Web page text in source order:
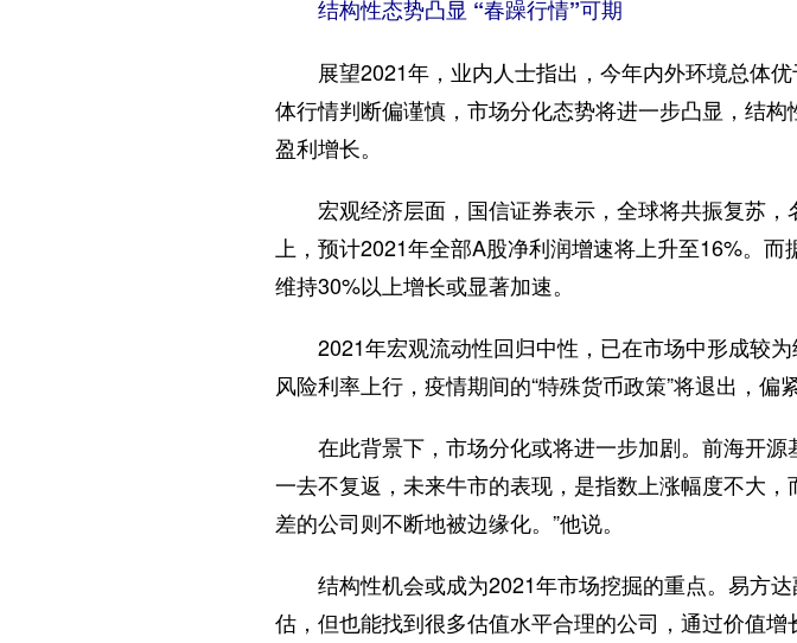
结构性态势凸显 “春躁行情”可期
展望2021年，业内人士指出，今年内外环境总体优
体行情判断偏谨慎，市场分化态势将进一步凸显，结
盈利增长。
宏观经济层面，国信证券表示，全球将共振复苏，
上，预计2021年全部A股净利润增速将上升至16%。
维持30%以上增长或显著加速。
2021年宏观流动性回归中性，已在市场中形成较为
风险利率上行，疫情期间的“特殊货币政策”将退出，偏
在此背景下，市场分化或将进一步加剧。前海开源
一去不复返，未来牛市的表现，是指数上涨幅度不大
差的公司则不断地被边缘化。”他说。
结构性机会或成为2021年市场挖掘的重点。易方达
估，但也能找到很多估值水平合理的公司，通过价值